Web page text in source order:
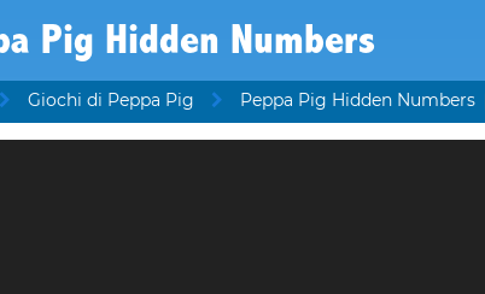
Pig Hidden Numbers
Giochi di Peppa Pig Peppa Pig Hidden Numbers